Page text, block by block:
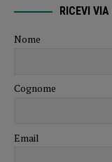
RICEVI
Nome
Cognome
Email